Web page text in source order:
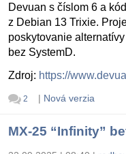
Devuan s číslom 6 a
z Debian 13 Trixie.
poskytovanie
bez SystemD.
Zdroj: https://
2 | Nová verzia
MX-25 “Infinity”